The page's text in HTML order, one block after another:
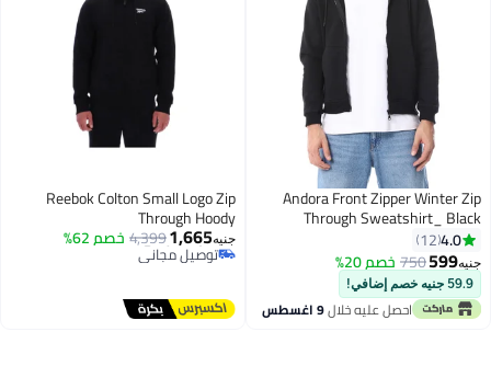
Andora Front Zipper Winter
Through Sweatshirt_
4.0
12
599
750خصم 20%
59.9 جنيه خصم إضافي!
احصل عليه خلال9 اغسطس
Reebok Colton Small Logo Zip
Through Hoody
جنيه1,665
4,399خصم 62%
أقل سعر في السنة
توصيل مجاني